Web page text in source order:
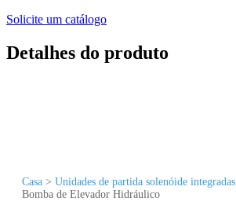
Solicite um catálogo
Detalhes do produto
Casa > Unidades de partida solenóide integradas
Bomba de Elevador Hidráulico